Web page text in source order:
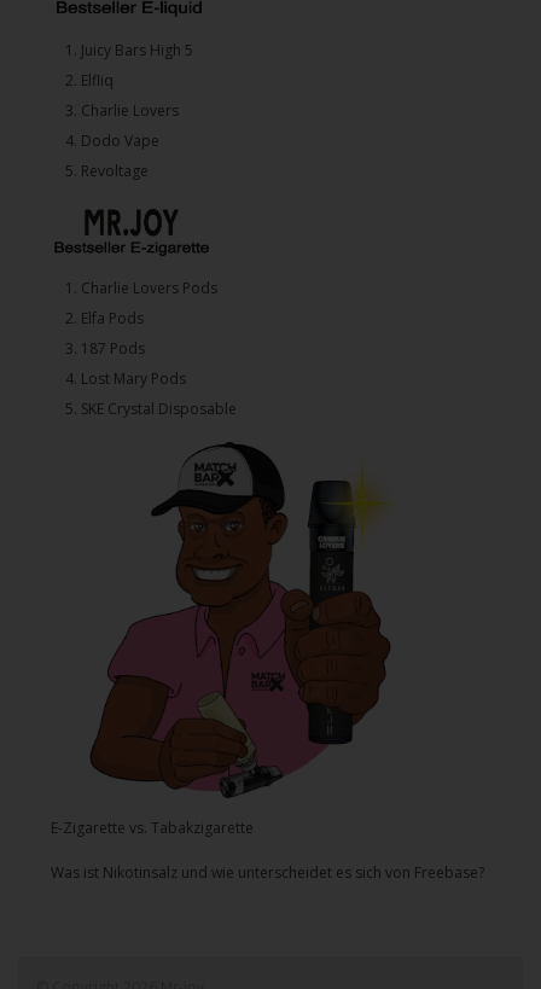
1.⁠ ⁠Juicy Bars High 5
2.⁠ ⁠⁠Elfliq
3.⁠ ⁠⁠Charlie Lovers
4.⁠ ⁠⁠Dodo Vape
5. ⁠Revoltage
1.⁠ ⁠Charlie Lovers Pods
2.⁠ ⁠⁠Elfa Pods
3.⁠ ⁠⁠187 Pods
4.⁠ ⁠⁠Lost Mary Pods
5.⁠ ⁠⁠SKE Crystal Disposable
E-Zigarette vs. Tabakzigarette
Was ist Nikotinsalz und wie unterscheidet es sich von Freebase?